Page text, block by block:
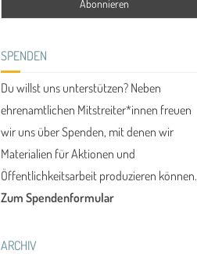
SPENDEN
Du willst uns unterstützen? Neben
ehrenamtlichen Mitstreiter*innen freuen
wir uns über Spenden, mit denen wir
Materialien für Aktionen und
Öffentlichkeitsarbeit produzieren können.
Zum Spendenformular
ARCHIV